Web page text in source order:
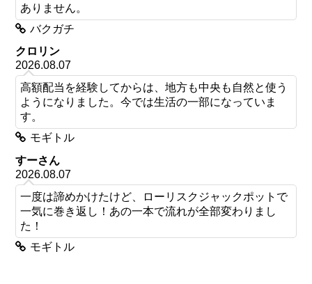
ありません。
バクガチ
クロリン
2026.08.07
高額配当を経験してからは、地方も中央も自然と使う
ようになりました。今では生活の一部になっていま
す。
モギトル
すーさん
2026.08.07
一度は諦めかけたけど、ローリスクジャックポットで
一気に巻き返し！あの一本で流れが全部変わりまし
た！
モギトル